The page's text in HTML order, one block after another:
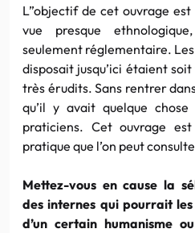
L”objectif de cet ouvrage
vue presque
seulement réglementaire.
disposait jusqu’ici étaient
très érudits. Sans rentrer
qu’il y avait quelque
praticiens. Cet ouvrage
pratique que l’on peut
Mettez-vous en cause la
des internes qui pourrait
d’un certain humanisme